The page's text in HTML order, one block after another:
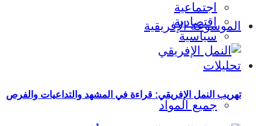
الموسوعة الإفريقية
تحليلات
جميع المواد
اجتماعية
اقتصادية
سياسية
تهريب النمل الإفريقي: قراءة في المشهد والتداعيات والفرص